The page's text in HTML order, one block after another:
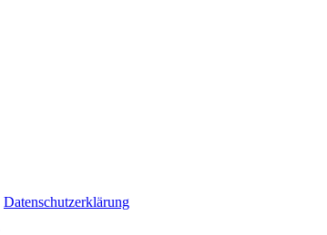
Datenschutzerklärung